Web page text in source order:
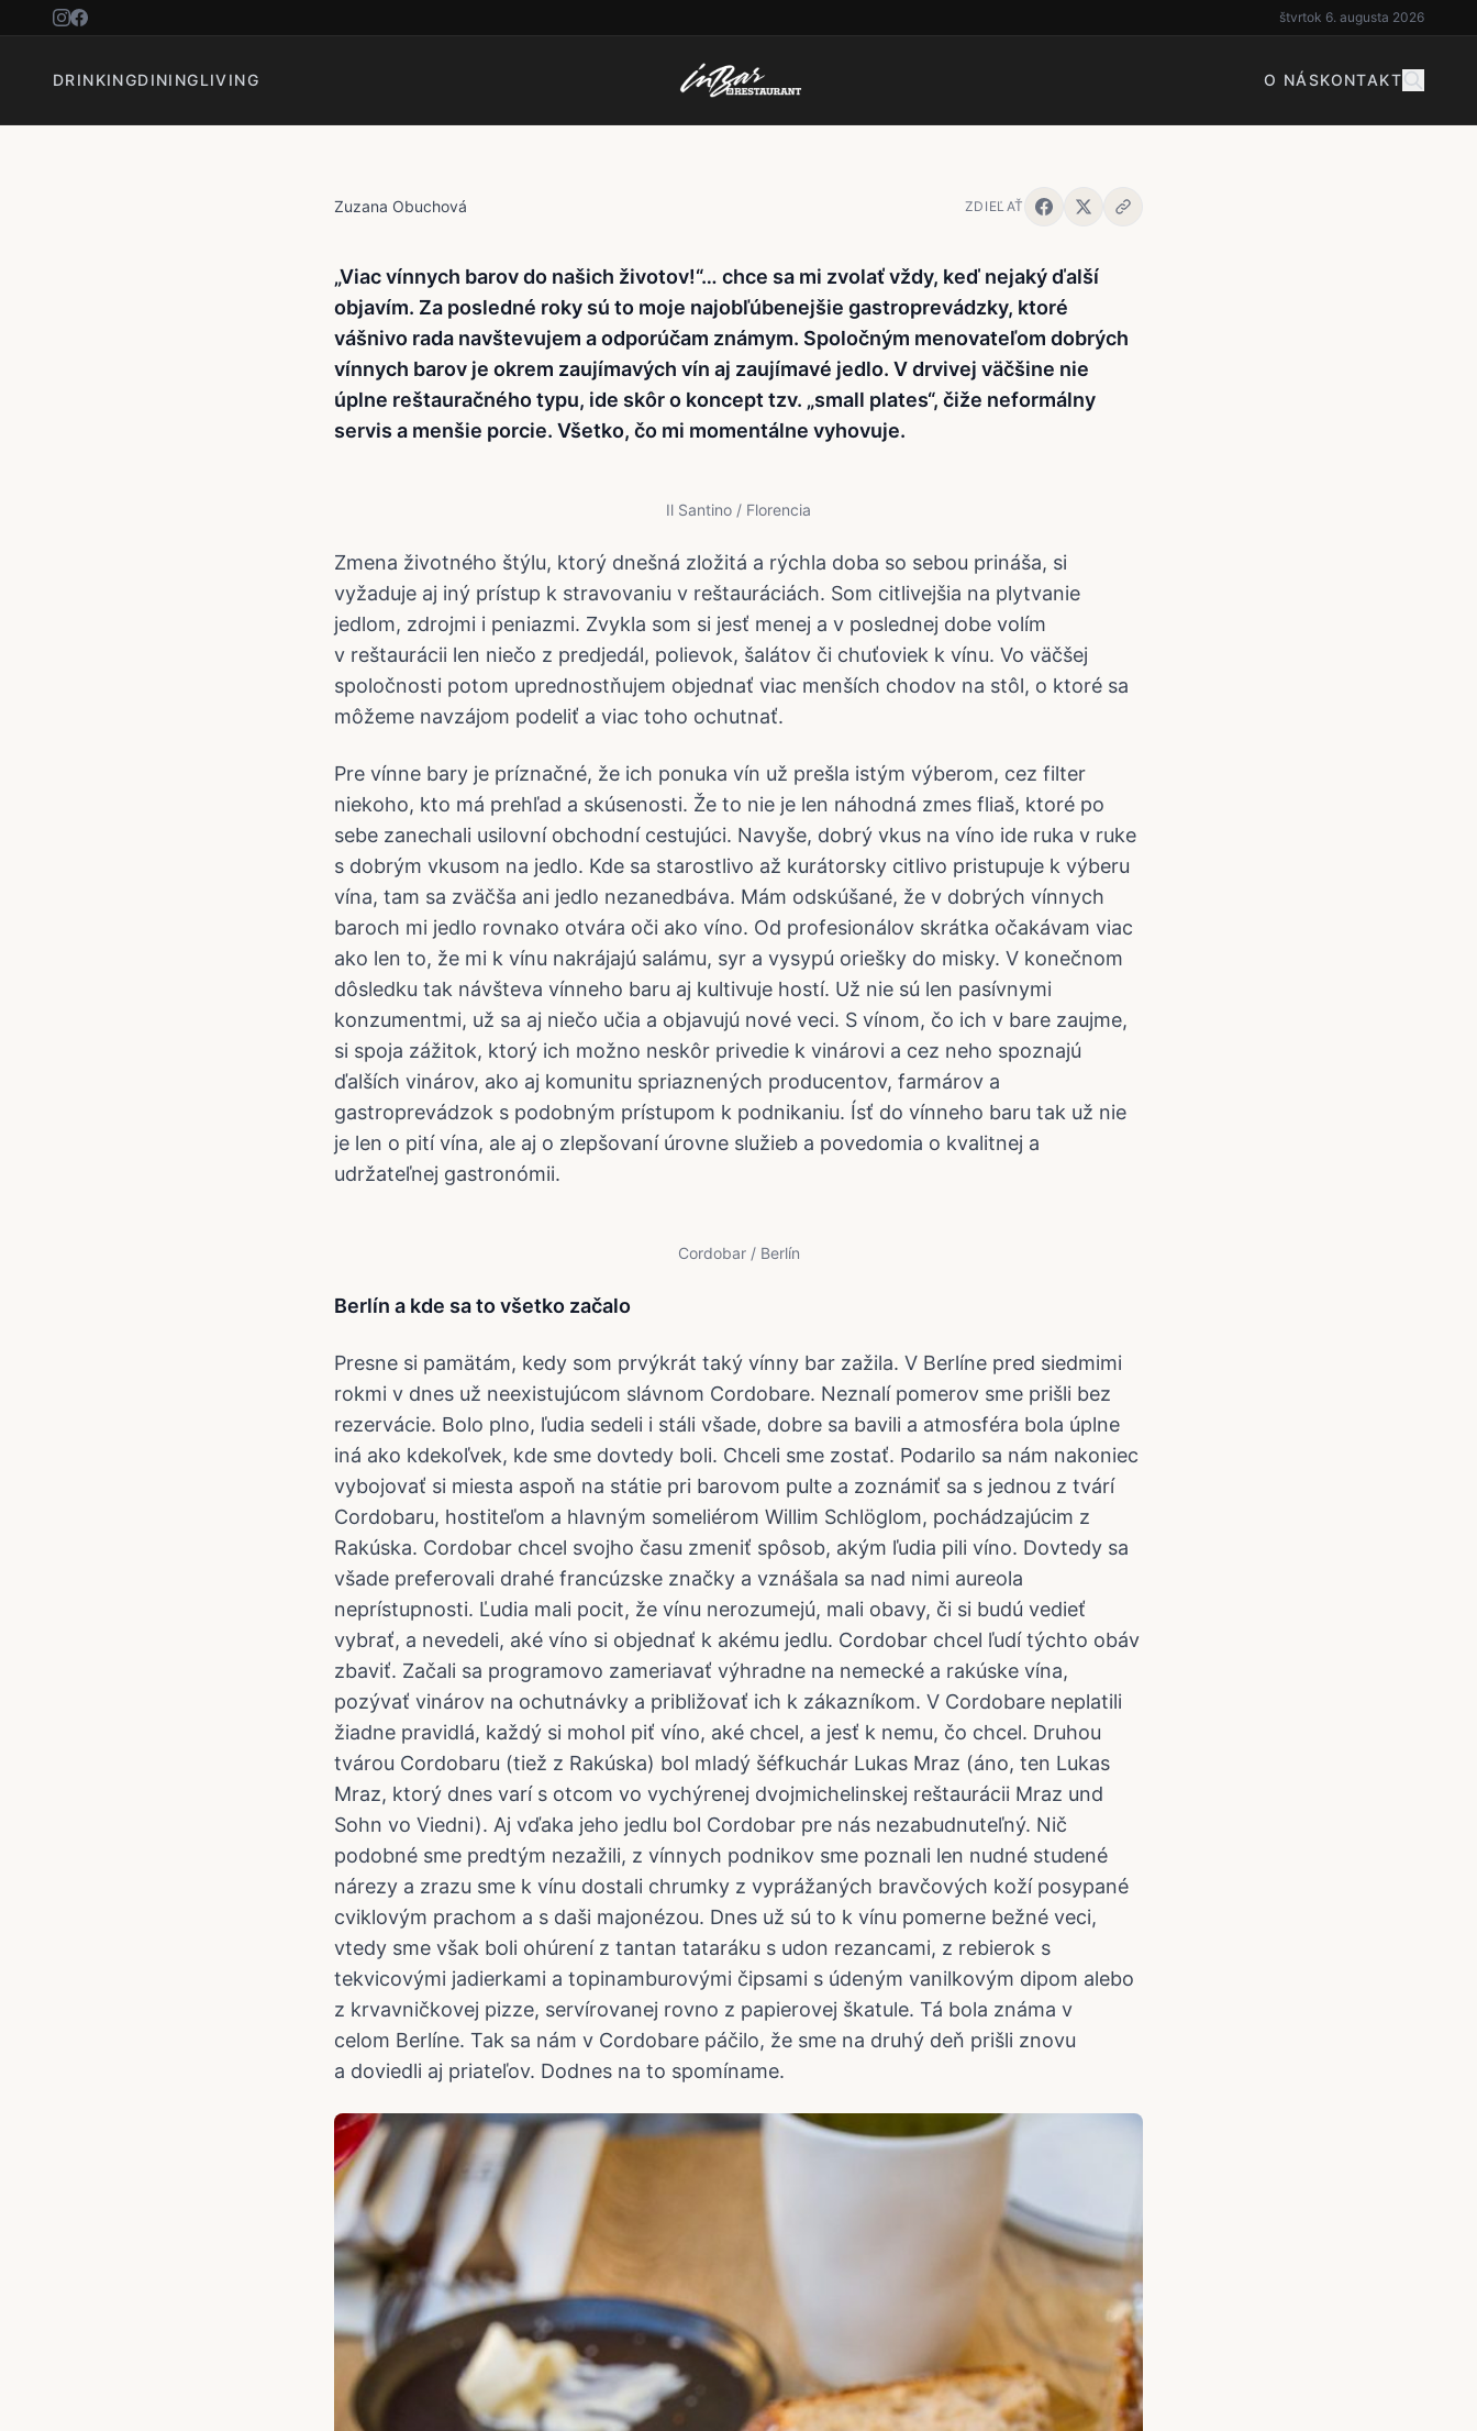
štvrtok 6. augusta 2026
DRINKINGDININGLIVING O NÁSKONTAKT
VÍNNE BARY
Zuzana Obuchová ZDIEĽAŤ
„Viac vínnych barov do našich životov!“… chce sa mi zvolať vždy, keď nejaký ďalší
objavím. Za posledné roky sú to moje najobľúbenejšie gastroprevádzky, ktoré
vášnivo rada navštevujem a odporúčam známym. Spoločným menovateľom dobrých
vínnych barov je okrem zaujímavých vín aj zaujímavé jedlo. V drvivej väčšine nie
úplne reštauračného typu, ide skôr o koncept tzv. „small plates“, čiže neformálny
servis a menšie porcie. Všetko, čo mi momentálne vyhovuje.
Il Santino / Florencia
Zmena životného štýlu, ktorý dnešná zložitá a rýchla doba so sebou prináša, si
vyžaduje aj iný prístup k stravovaniu v reštauráciách. Som citlivejšia na plytvanie
jedlom, zdrojmi i peniazmi. Zvykla som si jesť menej a v poslednej dobe volím
v reštaurácii len niečo z predjedál, polievok, šalátov či chuťoviek k vínu. Vo väčšej
spoločnosti potom uprednostňujem objednať viac menších chodov na stôl, o ktoré sa
môžeme navzájom podeliť a viac toho ochutnať.
Pre vínne bary je príznačné, že ich ponuka vín už prešla istým výberom, cez filter
niekoho, kto má prehľad a skúsenosti. Že to nie je len náhodná zmes fliaš, ktoré po
sebe zanechali usilovní obchodní cestujúci. Navyše, dobrý vkus na víno ide ruka v ruke
s dobrým vkusom na jedlo. Kde sa starostlivo až kurátorsky citlivo pristupuje k výberu
vína, tam sa zväčša ani jedlo nezanedbáva. Mám odskúšané, že v dobrých vínnych
baroch mi jedlo rovnako otvára oči ako víno. Od profesionálov skrátka očakávam viac
ako len to, že mi k vínu nakrájajú salámu, syr a vysypú oriešky do misky. V konečnom
dôsledku tak návšteva vínneho baru aj kultivuje hostí. Už nie sú len pasívnymi
konzumentmi, už sa aj niečo učia a objavujú nové veci. S vínom, čo ich v bare zaujme,
si spoja zážitok, ktorý ich možno neskôr privedie k vinárovi a cez neho spoznajú
ďalších vinárov, ako aj komunitu spriaznených producentov, farmárov a
gastroprevádzok s podobným prístupom k podnikaniu. Ísť do vínneho baru tak už nie
je len o pití vína, ale aj o zlepšovaní úrovne služieb a povedomia o kvalitnej a
udržateľnej gastronómii.
Cordobar / Berlín
Berlín a kde sa to všetko začalo
Presne si pamätám, kedy som prvýkrát taký vínny bar zažila. V Berlíne pred siedmimi
rokmi v dnes už neexistujúcom slávnom Cordobare. Neznalí pomerov sme prišli bez
rezervácie. Bolo plno, ľudia sedeli i stáli všade, dobre sa bavili a atmosféra bola úplne
iná ako kdekoľvek, kde sme dovtedy boli. Chceli sme zostať. Podarilo sa nám nakoniec
vybojovať si miesta aspoň na státie pri barovom pulte a zoznámiť sa s jednou z tvárí
Cordobaru, hostiteľom a hlavným someliérom Willim Schlöglom, pochádzajúcim z
Rakúska. Cordobar chcel svojho času zmeniť spôsob, akým ľudia pili víno. Dovtedy sa
všade preferovali drahé francúzske značky a vznášala sa nad nimi aureola
neprístupnosti. Ľudia mali pocit, že vínu nerozumejú, mali obavy, či si budú vedieť
vybrať, a nevedeli, aké víno si objednať k akému jedlu. Cordobar chcel ľudí týchto obáv
zbaviť. Začali sa programovo zameriavať výhradne na nemecké a rakúske vína,
pozývať vinárov na ochutnávky a približovať ich k zákazníkom. V Cordobare neplatili
žiadne pravidlá, každý si mohol piť víno, aké chcel, a jesť k nemu, čo chcel. Druhou
tvárou Cordobaru (tiež z Rakúska) bol mladý šéfkuchár Lukas Mraz (áno, ten Lukas
Mraz, ktorý dnes varí s otcom vo vychýrenej dvojmichelinskej reštaurácii Mraz und
Sohn vo Viedni). Aj vďaka jeho jedlu bol Cordobar pre nás nezabudnuteľný. Nič
podobné sme predtým nezažili, z vínnych podnikov sme poznali len nudné studené
nárezy a zrazu sme k vínu dostali chrumky z vyprážaných bravčových koží posypané
cviklovým prachom a s daši majonézou. Dnes už sú to k vínu pomerne bežné veci,
vtedy sme však boli ohúrení z tantan tataráku s udon rezancami, z rebierok s
tekvicovými jadierkami a topinamburovými čipsami s údeným vanilkovým dipom alebo
z krvavničkovej pizze, servírovanej rovno z papierovej škatule. Tá bola známa v
celom Berlíne. Tak sa nám v Cordobare páčilo, že sme na druhý deň prišli znovu
a doviedli aj priateľov. Dodnes na to spomíname.